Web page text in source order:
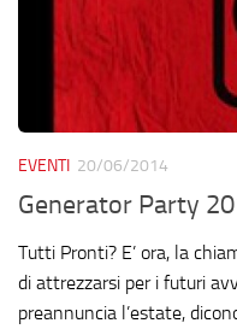
EVENTI 20/06/2014
Generator Party
Tutti Pronti? E’ ora, la
di attrezzarsi per i futuri
preannuncia l’estate,